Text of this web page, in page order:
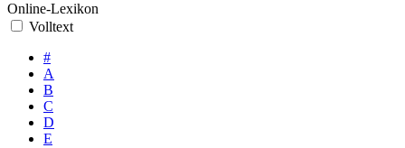
Online-Lexikon
Volltext
#
A
B
C
D
E